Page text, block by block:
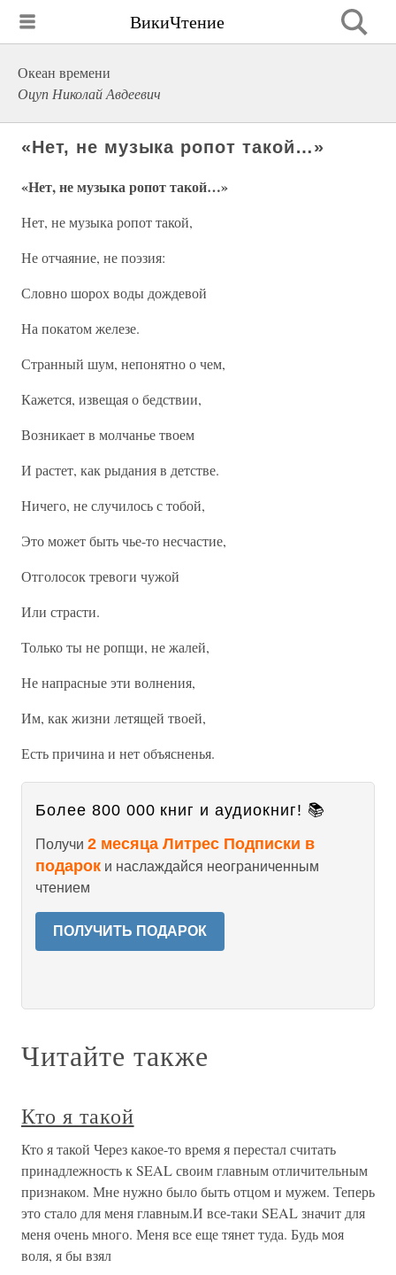
ВикиЧтение
Океан времени
Оцуп Николай Авдеевич
«Нет, не музыка ропот такой…»
«Нет, не музыка ропот такой…»
Нет, не музыка ропот такой,
Не отчаяние, не поэзия:
Словно шорох воды дождевой
На покатом железе.
Странный шум, непонятно о чем,
Кажется, извещая о бедствии,
Возникает в молчанье твоем
И растет, как рыдания в детстве.
Ничего, не случилось с тобой,
Это может быть чье-то несчастие,
Отголосок тревоги чужой
Или страсти.
Только ты не ропщи, не жалей,
Не напрасные эти волнения,
Им, как жизни летящей твоей,
Есть причина и нет объясненья.
Более 800 000 книг и аудиокниг! 📚
Получи 2 месяца Литрес Подписки в
подарок и наслаждайся неограниченным
чтением
ПОЛУЧИТЬ ПОДАРОК
Читайте также
Кто я такой
Кто я такой Через какое-то время я перестал считать
принадлежность к SEAL своим главным отличительным
признаком. Мне нужно было быть отцом и мужем. Теперь
это стало для меня главным.И все-таки SEAL значит для
меня очень много. Меня все еще тянет туда. Будь моя
воля, я бы взял